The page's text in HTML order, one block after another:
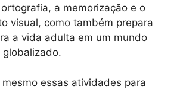
a memorização e o
visual, como também prepara
a vida adulta em um mundo
globalizado.
essas atividades para